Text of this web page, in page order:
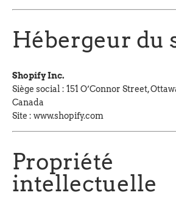
Hébergeur du
Shopify Inc.
Siège social : 151 O’Connor Street,
Canada
Site : www.shopify.com
Propriété
intellectuelle